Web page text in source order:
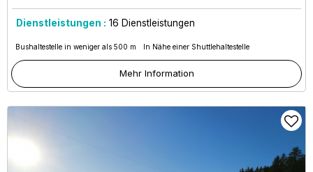
Dienstleistungen : 16 Dienstleistungen
Bushaltestelle in weniger als 500 m In Nähe einer Shuttlehaltestelle
Mehr Information